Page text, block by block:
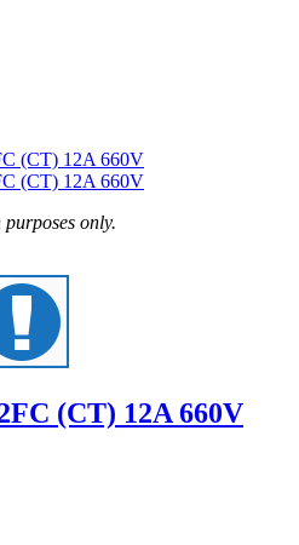
only.
(CT) 12A 660V